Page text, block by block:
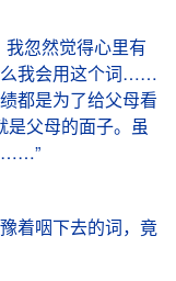
我忽然觉得心里有
么我会用这个词……
都是为了给父母看
是父母的面子。虽
……”
着咽下去的词，竟